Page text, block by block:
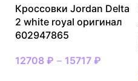
Кроссовки Jordan Delta
2 white royal оригинал
602947865
12708 ₽ – 15717 ₽